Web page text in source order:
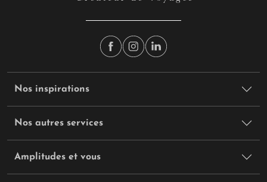
Nos inspirations
Nos autres services
Amplitudes et vous